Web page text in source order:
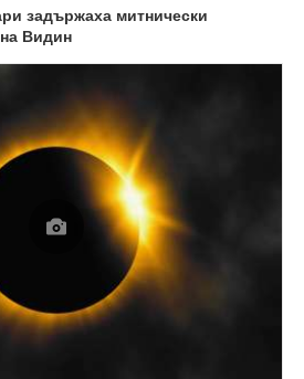
задържаха митнически
Видин